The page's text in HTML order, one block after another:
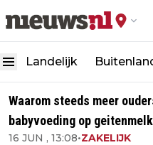
Landelijk
Waarom steeds meer
babyvoeding op
16 JUN , 13:08•ZAKELIJK